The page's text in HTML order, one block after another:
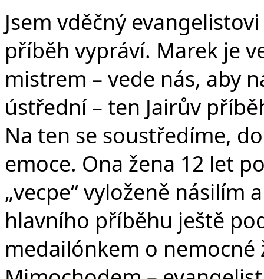
Jsem vděčný
příběh vypráví. Marek je
mistrem – vede nás, aby
ústřední – ten Jairův
Na ten se soustředíme,
emoce. Ona žena 12 let
„vecpe“ vyloženě násilím
hlavního příběhu ještě
medailónkem o nemocné